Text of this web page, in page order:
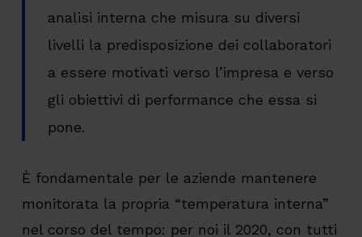
analisi interna che misura su diversi
livelli la predisposizione dei collaboratori
a essere motivati verso l’impresa e verso
gli obiettivi di performance che essa si
pone.
È fondamentale per le aziende mantenere
monitorata la propria “temperatura interna”
nel corso del tempo: per noi il 2020, con tutti